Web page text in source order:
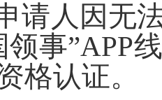
请人因无
领事”APP
格认证。